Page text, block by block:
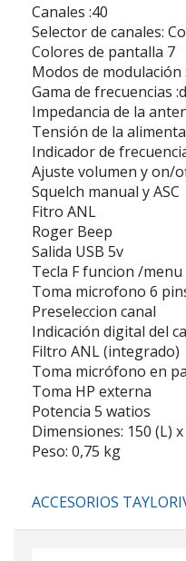
Canales :40
Selector de canales:
Colores de pantalla 7
Modos de modulación
Gama de frecuencias
Impedancia de la
Tensión de la
Indicador de
Ajuste volumen y on/
Squelch manual y ASC
Fitro ANL
Roger Beep
Salida USB 5v
Tecla F funcion /menu
Toma microfono 6
Preseleccion canal
Indicación digital del
Filtro ANL (integrado)
Toma micrófono en
Toma HP externa
Potencia 5 watios
Dimensiones: 150 (L) x
Peso: 0,75 kg
ACCESORIOS